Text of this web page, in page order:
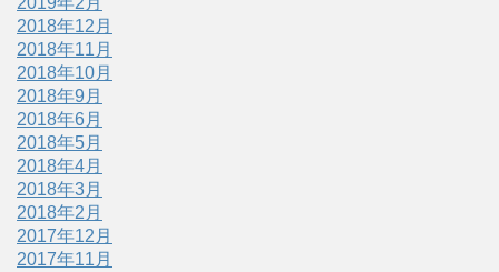
2018年12月
2018年11月
2018年10月
2018年9月
2018年6月
2018年5月
2018年4月
2018年3月
2018年2月
2017年12月
2017年11月